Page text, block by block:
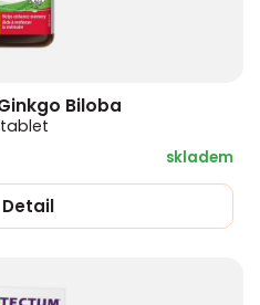
Biloba
skladem
Detail